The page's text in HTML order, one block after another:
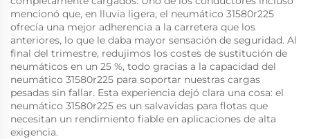
mencionó que, en lluvia ligera, el neumático 31580r225
ofrecía una mejor adherencia a la carretera que los
anteriores, lo que le daba mayor sensación de seguridad. Al
final del trimestre, redujimos los costes de sustitución de
neumáticos en un 25 %, todo gracias a la capacidad del
neumático 31580r225 para soportar nuestras cargas
pesadas sin fallar. Esta experiencia dejó clara una cosa: el
neumático 31580r225 es un salvavidas para flotas que
necesitan un rendimiento fiable en aplicaciones de alta
exigencia.